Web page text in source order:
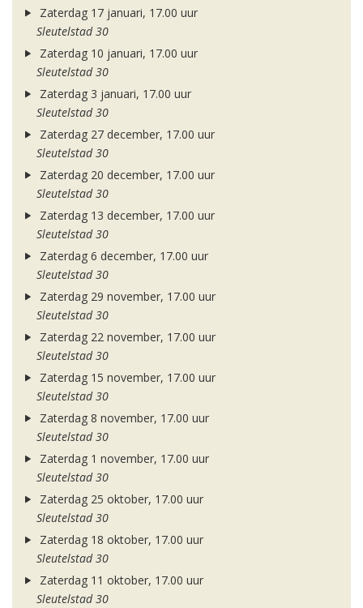
Zaterdag 17 januari, 17.00 uur
Sleutelstad 30
Zaterdag 10 januari, 17.00 uur
Sleutelstad 30
Zaterdag 3 januari, 17.00 uur
Sleutelstad 30
Zaterdag 27 december, 17.00 uur
Sleutelstad 30
Zaterdag 20 december, 17.00 uur
Sleutelstad 30
Zaterdag 13 december, 17.00 uur
Sleutelstad 30
Zaterdag 6 december, 17.00 uur
Sleutelstad 30
Zaterdag 29 november, 17.00 uur
Sleutelstad 30
Zaterdag 22 november, 17.00 uur
Sleutelstad 30
Zaterdag 15 november, 17.00 uur
Sleutelstad 30
Zaterdag 8 november, 17.00 uur
Sleutelstad 30
Zaterdag 1 november, 17.00 uur
Sleutelstad 30
Zaterdag 25 oktober, 17.00 uur
Sleutelstad 30
Zaterdag 18 oktober, 17.00 uur
Sleutelstad 30
Zaterdag 11 oktober, 17.00 uur
Sleutelstad 30